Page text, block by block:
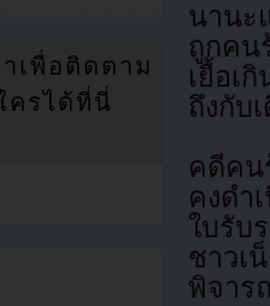
นานะ
ถูกคน
เยื้อเ
ถึงกับ
คดีคน
คงดำ
ใบรับ
ชาวเ
พิจาร
เพื่อติดตาม
ครได้ที่นี่